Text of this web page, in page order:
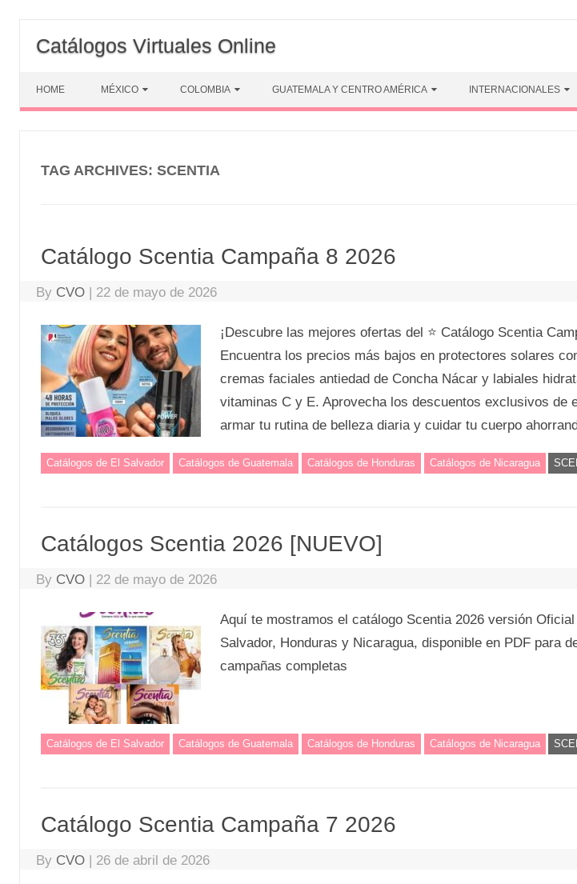
content
Catálogos Virtuales Online
HOME MÉXICO COLOMBIA GUATEMALA Y CENTRO AMÉRICA INTERNACIONALES
TAG ARCHIVES: SCENTIA
Catálogo Scentia Campaña 8 2026
By CVO | 22 de mayo de 2026
¡Descubre las mejores ofertas del ⭐ Catálogo Scentia
Encuentra los precios más bajos en protectores solares
cremas faciales antiedad de Concha Nácar y labiales
vitaminas C y E. Aprovecha los descuentos exclusivos de
armar tu rutina de belleza diaria y cuidar tu cuerpo
Catálogos de El Salvador Catálogos de Guatemala Catálogos de Honduras Catálogos de Nicaragua
Catálogos Scentia 2026 [NUEVO]
By CVO | 22 de mayo de 2026
Aquí te mostramos el catálogo Scentia 2026 versión
Salvador, Honduras y Nicaragua, disponible en PDF para
campañas completas
Catálogos de El Salvador Catálogos de Guatemala Catálogos de Honduras Catálogos de Nicaragua
Catálogo Scentia Campaña 7 2026
By CVO | 26 de abril de 2026